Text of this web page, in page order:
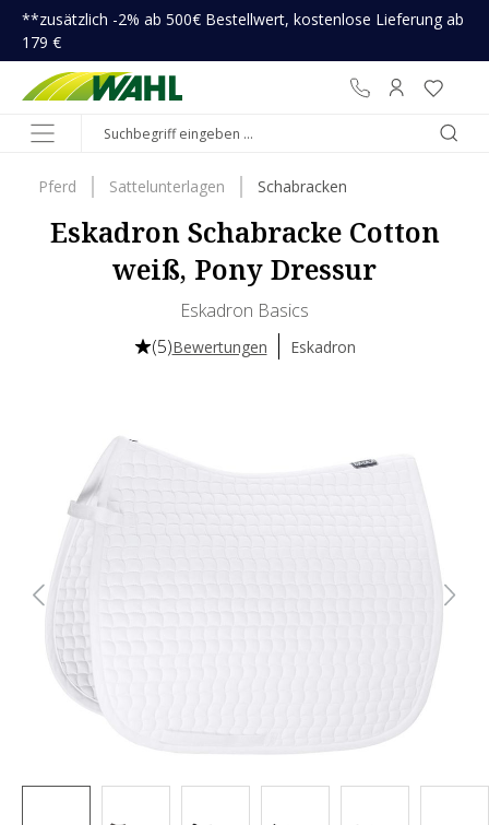
springen
**zusätzlich -2% ab 500€ Bestellwert, kostenlose Lieferung ab
179 €
Pferd Sattelunterlagen Schabracken
Eskadron Schabracke Cotton
weiß, Pony Dressur
Eskadron Basics
(5)Bewertungen Eskadron